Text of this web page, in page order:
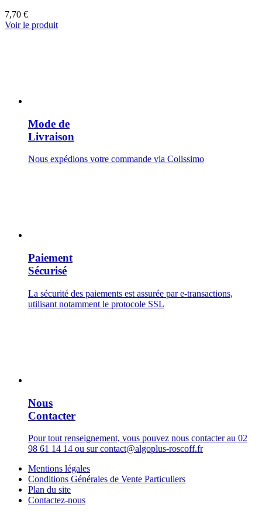
7,70 €
Voir le produit
Mode de
Livraison
Nous expédions votre commande via Colissimo
Paiement
Sécurisé
La sécurité des paiements est assurée par e-transactions,
utilisant notamment le protocole SSL
Nous
Contacter
Pour tout renseignement, vous pouvez nous contacter au 02
98 61 14 14 ou sur contact@algoplus-roscoff.fr
Mentions légales
Conditions Générales de Vente Particuliers
Plan du site
Contactez-nous